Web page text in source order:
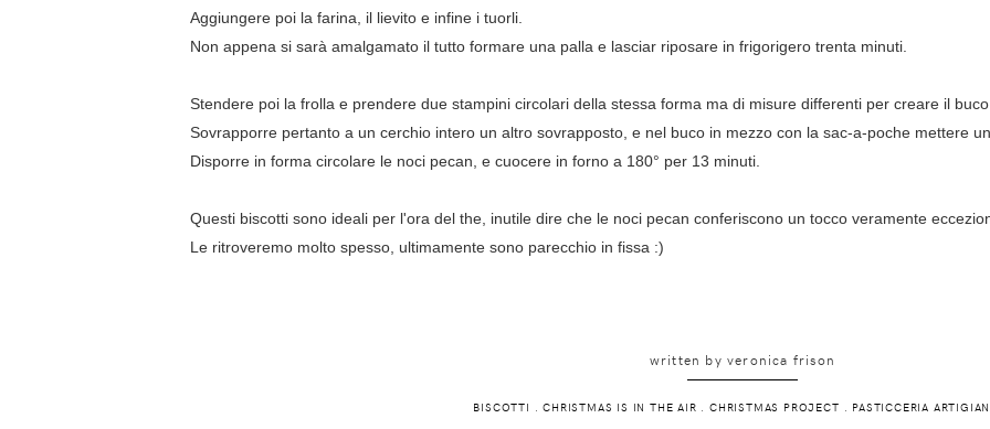
Aggiungere poi la farina, il lievito e infine i tuorli.
Non appena si sarà amalgamato il tutto formare una palla e lasciar riposare in frigorigero trenta minuti.
Stendere poi la frolla e prendere due stampini circolari della stessa forma ma di misure differenti per creare il buco
Sovrapporre pertanto a un cerchio intero un altro sovrapposto, e nel buco in mezzo con la sac-a-poche mettere
Disporre in forma circolare le noci pecan, e cuocere in forno a 180° per 13 minuti.
Questi biscotti sono ideali per l'ora del the, inutile dire che le noci pecan conferiscono un tocco veramente
Le ritroveremo molto spesso, ultimamente sono parecchio in fissa :)
written byveronica frison
BISCOTTI .CHRISTMAS IS IN THE AIR .CHRISTMAS PROJECT . PASTICCERIA